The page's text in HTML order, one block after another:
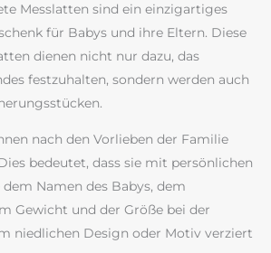
Messlatten sind ein einzigartiges
für Babys und ihre Eltern. Diese
dienen nicht nur dazu, das
festzuhalten, sondern werden auch
nach den Vorlieben der Familie
bedeutet, dass sie mit persönlichen
Namen des Babys, dem
Gewicht und der Größe bei der
niedlichen Design oder Motiv verziert